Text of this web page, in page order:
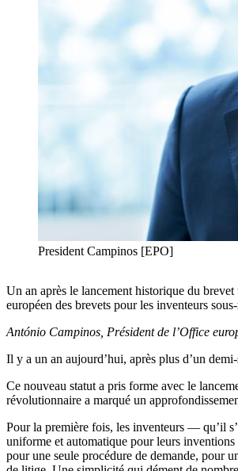
President Campinos [EPO]
Un an après le lancement historique du
européen des brevets pour les inventeurs
António Campinos, Président de l’Office
Il y a un an aujourd’hui, après plus d’un
Ce nouveau statut a pris forme avec le
révolutionnaire a marqué un
Pour la première fois, les inventeurs — qu’il
uniforme et automatique pour leurs
pour une seule procédure de demande, pour